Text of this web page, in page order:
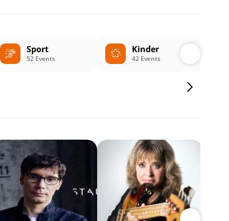
Sport
52 Events
Kinder
42 Events